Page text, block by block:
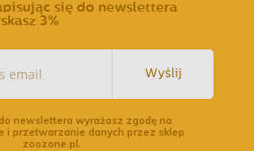
się do newslettera
3%
Wyślij
newslettera wyrażasz zgodę na
i przetwarzanie danych przez sklep
zoozone.pl.